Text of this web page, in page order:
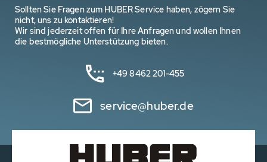
Sollten Sie Fragen zum HUBER Service haben, zögern Sie
nicht, uns zu kontaktieren!
Wir sind jederzeit offen für Ihre Anfragen und wollen Ihnen
die bestmögliche Unterstützung bieten.
+49 8462 201-455
service@huber.de